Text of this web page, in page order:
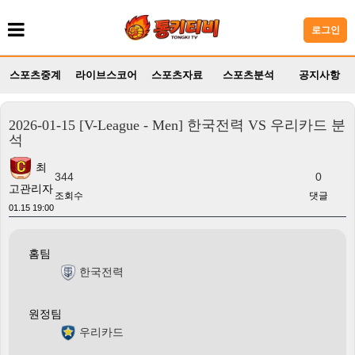
로그인
스포츠중계 라이브스코어 스포츠자료 스포츠분석 공지사항
2026-01-15 [V-League - Men] 한국전력 VS 우리카드 분
석
최
고관리자
01.15 19:00
344
조회수
0
댓글
홈팀
한국전력
원정팀
우리카드